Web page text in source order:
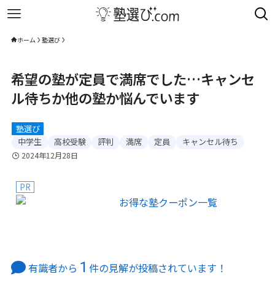
ホーム 塾選び
希望の塾が定員で満席でした…キャンセ
ル待ちか他の塾か悩んでいます
塾選び
中学生
高校受験 評判 満席 定員 キャンセル待ち
2024年12月28日
PR
有識者から 1 件の見解が投稿されています！